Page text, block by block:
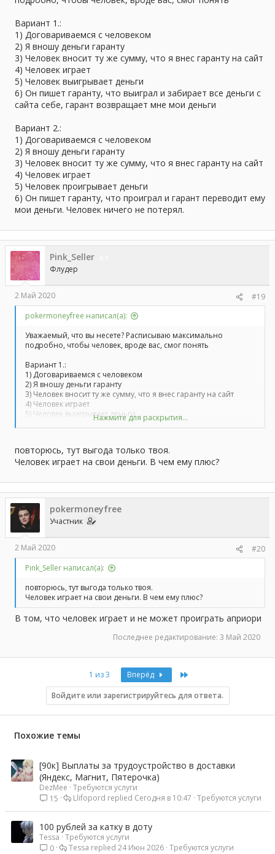
Вариант 1.:
1) Договариваемся с человеком
2) Я вношу деньги гаранту
3) Человек вносит ту же сумму, что я внес гаранту на сайт
4) Человек играет
5) Человек выигрывает деньги
6) Он пишет гаранту, что выиграл и забирает все деньги с
сайта себе, гарант возвращает мне мои деньги
Вариант 2.:
1) Договариваемся с человеком
2) Я вношу деньги гаранту
3) Человек вносит ту же сумму, что я внес гаранту на сайт
4) Человек играет
5) Человек проигрывает деньги
6) Он пишет гаранту, что проиграл и гарант переводит ему
мои деньги. Человек ничего не потерял.
Pink_Seller
Флудер
2 Май 2020
#19
pokermoneyfree написал(а):
Уважаемый, что вы несете? Расписываю максимально
подробно, чтобы человек, вроде вас, смог понять
Вариант 1.:
1) Договариваемся с человеком
2) Я вношу деньги гаранту
3) Человек вносит ту же сумму, что я внес гаранту на сайт
4) Человек играет
5) Человек выигрывает деньги
6) Он пишет гаранту, что выиграл и забирает все деньги с
Вариант 2.:
1) Договариваемся с человеком
3) Человек вносит ту же сумму, что я внес гаранту на сайт
4) Человек играет
5) Человек проигрывает деньги
6) Он пишет гаранту, что проиграл и гарант переводит ему
мои деньги. Человек ничего не потерял.
Нажмите для раскрытия...
повторюсь, тут выгода только твоя.
Человек играет на свои деньги. В чем ему плюс?
pokermoneyfree
Участник
2 Май 2020
#20
Pink_Seller написал(а):
повторюсь, тут выгода только твоя.
Человек играет на свои деньги. В чем ему плюс?
В том, что человек играет и не может проиграть априори
Последнее редактирование: 3 Май 2020
1 из 3 Вперёд
Войдите или зарегистрируйтесь для ответа.
Похожие темы
[90к] Выплаты за трудоустройство в доставки
(Яндекс, Магнит, Пятерочка)
DezMee Требуются услуги
15
Требуются услуги
Сегодня в 10:47
Llifopord
100 рублей за катку в доту
Tessa Требуются услуги
0
Требуются услуги
24 Июн 2026
Tessa